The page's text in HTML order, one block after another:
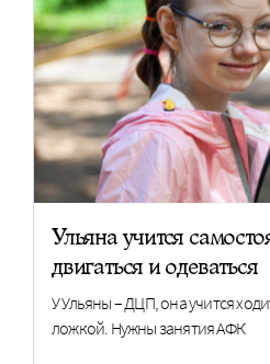
Ульяна учится
двигаться и одеваться
У Ульяны – ДЦП, она учится
ложкой. Нужны занятия АФК